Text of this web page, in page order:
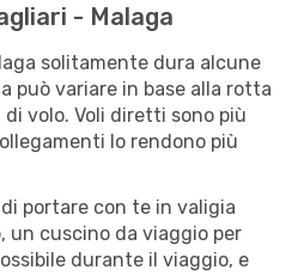
- Malaga
solitamente dura alcune
può variare in base alla rotta
volo. Voli diretti sono più
lo rendono più
portare con te in valigia
un cuscino da viaggio per
durante il viaggio, e